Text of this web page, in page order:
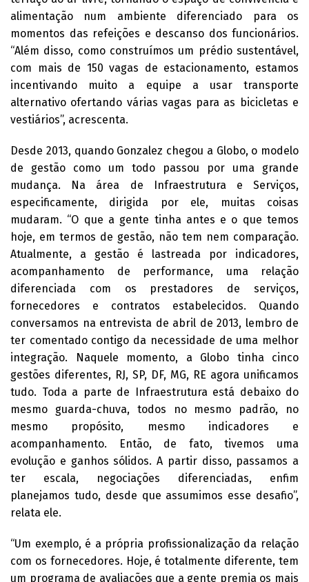
alimentação num ambiente diferenciado para os
momentos das refeições e descanso dos funcionários.
“Além disso, como construímos um prédio sustentável,
com mais de 150 vagas de estacionamento, estamos
incentivando muito a equipe a usar transporte
alternativo ofertando várias vagas para as bicicletas e
vestiários”, acrescenta.
Desde 2013, quando Gonzalez chegou a Globo, o modelo
de gestão como um todo passou por uma grande
mudança. Na área de Infraestrutura e Serviços,
especificamente, dirigida por ele, muitas coisas
mudaram. “O que a gente tinha antes e o que temos
hoje, em termos de gestão, não tem nem comparação.
Atualmente, a gestão é lastreada por indicadores,
acompanhamento de performance, uma relação
diferenciada com os prestadores de serviços,
fornecedores e contratos estabelecidos. Quando
conversamos na entrevista de abril de 2013, lembro de
ter comentado contigo da necessidade de uma melhor
integração. Naquele momento, a Globo tinha cinco
gestões diferentes, RJ, SP, DF, MG, RE agora unificamos
tudo. Toda a parte de Infraestrutura está debaixo do
mesmo guarda-chuva, todos no mesmo padrão, no
mesmo propósito, mesmo indicadores e
acompanhamento. Então, de fato, tivemos uma
evolução e ganhos sólidos. A partir disso, passamos a
ter escala, negociações diferenciadas, enfim
planejamos tudo, desde que assumimos esse desafio”,
relata ele.
“Um exemplo, é a própria profissionalização da relação
com os fornecedores. Hoje, é totalmente diferente, tem
um programa de avaliações que a gente premia os mais